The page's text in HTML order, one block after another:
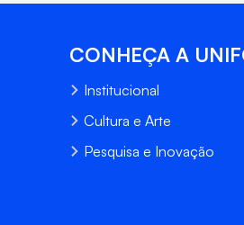
CONHEÇA A
Institucional
Cultura e Arte
Pesquisa e Inovação